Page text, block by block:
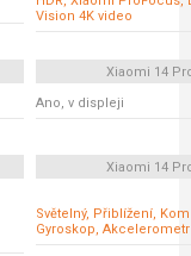
Vision 4K video
Xiaomi 14
Ano, v displeji
Xiaomi 14
Světelný, Přiblížení,
Gyroskop, Akcelerometr